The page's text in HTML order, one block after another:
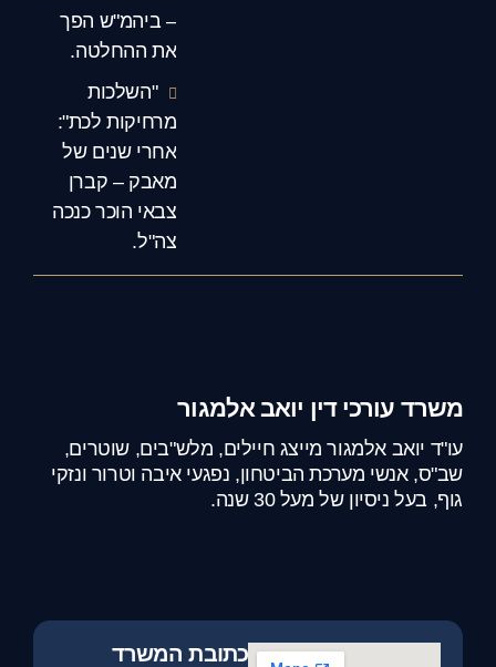
משרד עורכי דין יואב אלמגור
עו"ד יואב אלמגור מייצג חיילים, מלש"בים, שוטרים,
שב"ס, אנשי מערכת הביטחון, נפגעי איבה וטרור ונזקי
גוף, בעל ניסיון של מעל 30 שנה.
כתובת המשרד
– ביהמ"ש הפך
את ההחלטה.
"השלכות
מרחיקות לכת":
אחרי שנים של
מאבק – קברן
צבאי הוכר כנכה
צה"ל.